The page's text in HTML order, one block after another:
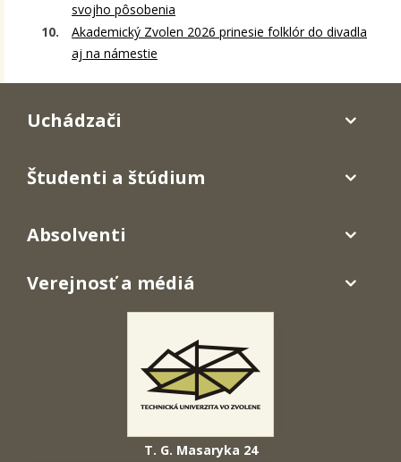
svojho pôsobenia
Akademický Zvolen 2026 prinesie folklór do divadla
aj na námestie
T. G. Masaryka 24
Uchádzači
Študenti a štúdium
Absolventi
Verejnosť a médiá